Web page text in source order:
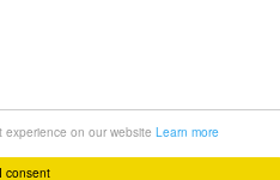
I consent
on our website Learn more